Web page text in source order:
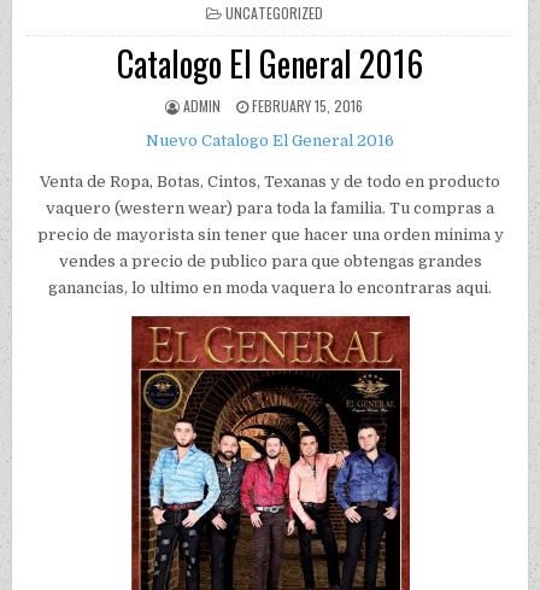
POSTED IN
UNCATEGORIZED
Catalogo El General 2016
AUTHOR:
ADMIN PUBLISHED DATE:
FEBRUARY 15, 2016
Nuevo Catalogo El General 2016
Venta de Ropa, Botas, Cintos, Texanas y de todo en producto
vaquero (western wear) para toda la familia. Tu compras a
precio de mayorista sin tener que hacer una orden minima y
vendes a precio de publico para que obtengas grandes
ganancias, lo ultimo en moda vaquera lo encontraras aqui.